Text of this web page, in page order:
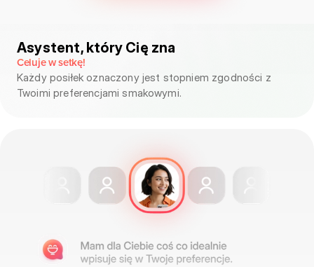
Asystent, który Cię zna
Celuje w setkę!
Każdy posiłek oznaczony jest stopniem zgodności z
Twoimi preferencjami smakowymi.